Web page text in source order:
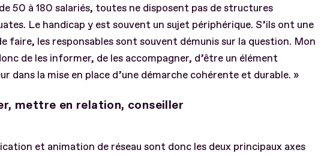
50 à 180 salariés, toutes ne disposent pas de structures
Le handicap y est souvent un sujet périphérique. S’ils ont une
faire, les responsables sont souvent démunis sur la question. Mon
de les informer, de les accompagner, d’être un élément
dans la mise en place d’une démarche cohérente et durable. »
mettre en relation, conseiller
et animation de réseau sont donc les deux principaux axes